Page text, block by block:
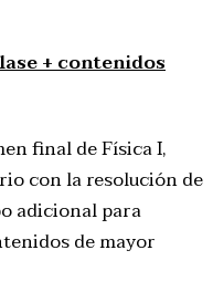
+ contenidos
final de Física I,
con la resolución de
adicional para
de mayor